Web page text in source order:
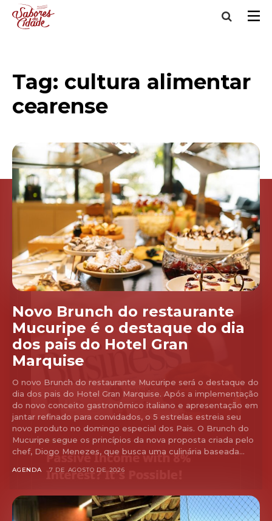
Tag: cultura alimentar
cearense
Novo Brunch do restaurante
Mucuripe é o destaque do dia
dos pais do Hotel Gran
Marquise
O novo Brunch do restaurante Mucuripe será o destaque do
dia dos pais do Hotel Gran Marquise. Após a implementação
do novo conceito gastronômico italiano e apresentação em
jantar refinado para convidados, o 5 estrelas estreia seu
novo produto no domingo especial dos Pais. O Brunch do
Mucuripe segue os princípios da nova proposta criada pelo
chef, Diogo Menezes, que busca uma culinária baseada...
AGENDA 7 DE AGOSTO DE 2026